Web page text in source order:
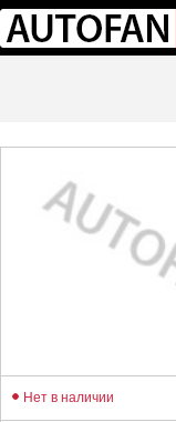
Нет в наличии